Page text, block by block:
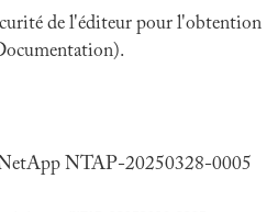
de l'éditeur pour l'obtention
NTAP-20250328-0005